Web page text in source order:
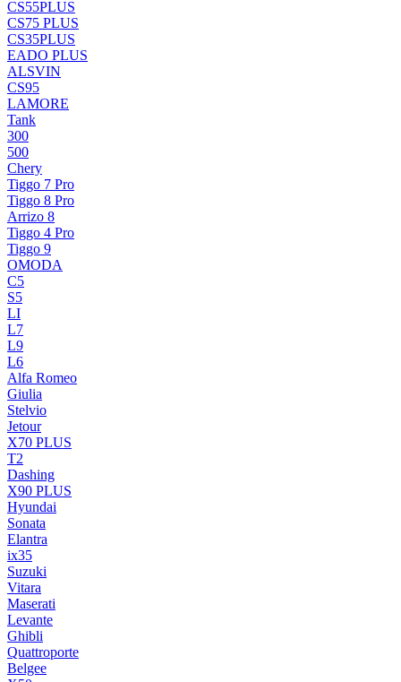
CS55PLUS
CS75 PLUS
CS35PLUS
EADO PLUS
ALSVIN
CS95
LAMORE
Tank
300
500
Chery
Tiggo 7 Pro
Tiggo 8 Pro
Arrizo 8
Tiggo 4 Pro
Tiggo 9
OMODA
C5
S5
LI
L7
L9
L6
Alfa Romeo
Giulia
Stelvio
Jetour
X70 PLUS
T2
Dashing
X90 PLUS
Hyundai
Sonata
Elantra
ix35
Suzuki
Vitara
Maserati
Levante
Ghibli
Quattroporte
Belgee